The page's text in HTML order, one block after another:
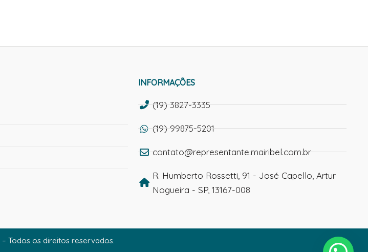
INFORMAÇÕES
(19) 3827-3335
(19) 99875-5201
contato@representante.mairibel.com.br
R. Humberto Rossetti, 91 - José Capello, Artur
Nogueira - SP, 13167-008
– Todos os direitos reservados.